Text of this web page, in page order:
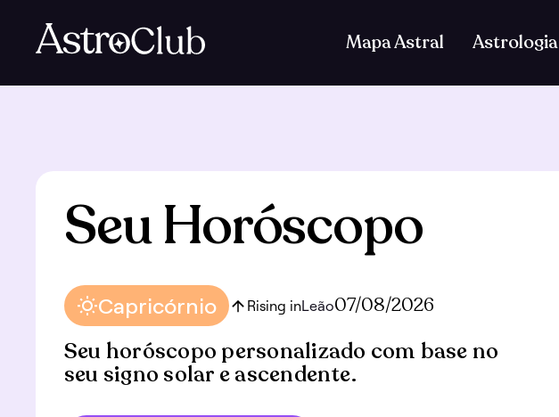
Mapa Astral Astrologia
Seu Horóscopo
Capricórnio Rising inLeão07/08/2026
Seu horóscopo personalizado com base no
seu signo solar e ascendente.